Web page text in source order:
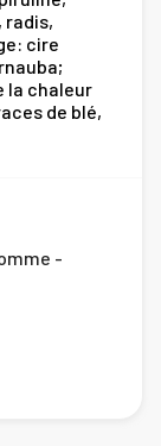
cire
la chaleur
de blé,
-